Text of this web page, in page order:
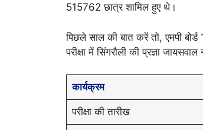
515762 छात्र शामिल हुए थे।
पिछले साल की बात करें तो, एमपी
परीक्षा में सिंगरौली की प्रज्ञा
कार्यक्रम
परीक्षा की तारीख